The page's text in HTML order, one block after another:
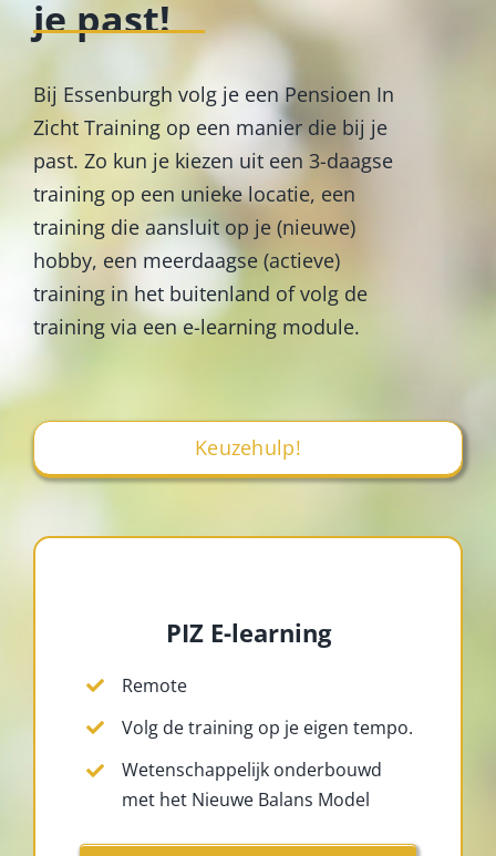
je past!
Bij Essenburgh volg je een Pensioen In
Zicht Training op een manier die bij je
past. Zo kun je kiezen uit een 3-daagse
training op een unieke locatie, een
training die aansluit op je (nieuwe)
hobby, een meerdaagse (actieve)
training in het buitenland of volg de
training via een e-learning module.
Keuzehulp!
PIZ E-learning
Remote
Volg de training op je eigen tempo.
Wetenschappelijk onderbouwd
met het Nieuwe Balans Model